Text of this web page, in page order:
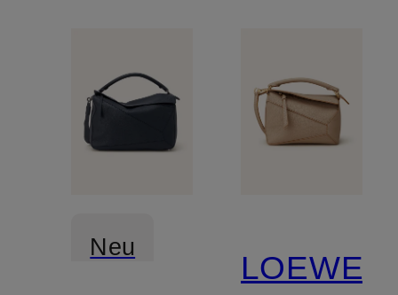
Neu
LOEWE